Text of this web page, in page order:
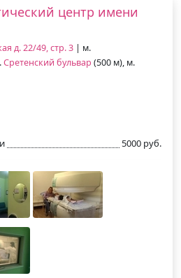
центр имени
д. 22/49, стр. 3 | м.
Сретенский бульвар (500 м), м.
5000 руб.